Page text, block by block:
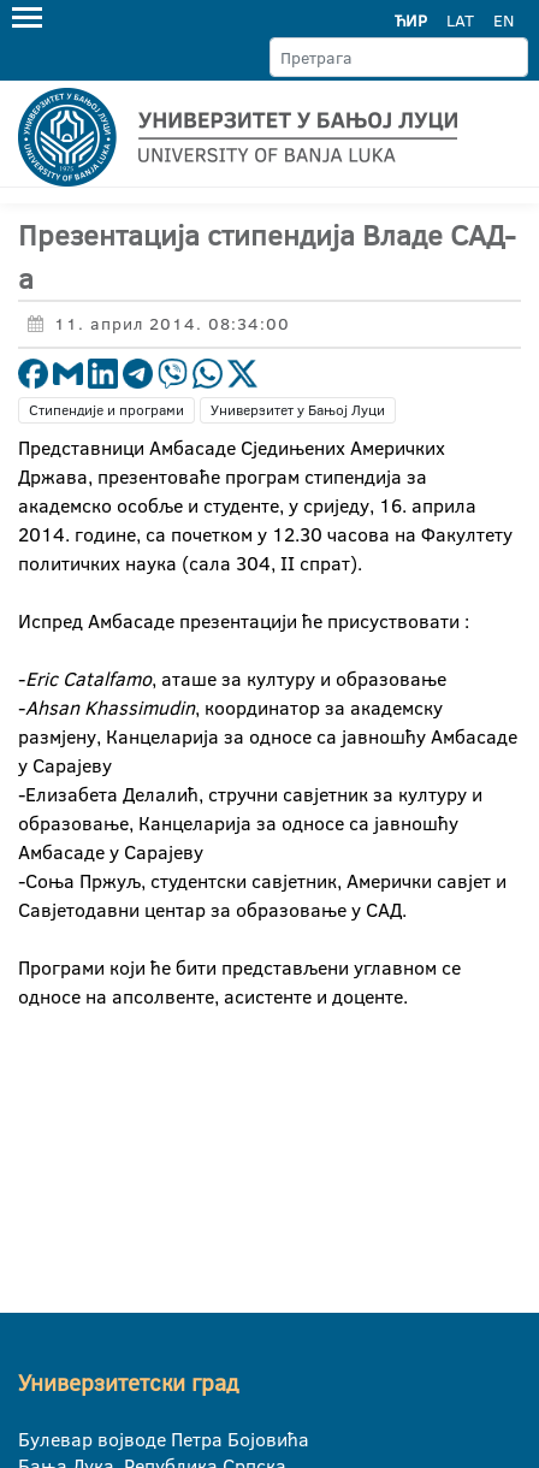
ЋИР LAT EN
Презентација стипендија Владе САД-
а
11. април 2014. 08:34:00
Стипендије и програми Универзитет у Бањој Луци
Представници Амбасаде Сједињених Америчких
Држава, презентоваће програм стипендија за
академско особље и студенте, у сриједу, 16. априла
2014. године, са почетком у 12.30 часова на Факултету
политичких наука (сала 304, II спрат).
Испред Амбасаде презентацији ће присуствовати :
-Eric Catalfamo, аташе за културу и образовање
-Ahsan Khassimudin, координатор за академску
размјену, Канцеларија за односе са јавношћу Амбасаде
у Сарајеву
-Елизабета Делалић, стручни савјетник за културу и
образовање, Канцеларија за односе са јавношћу
Амбасаде у Сарајеву
-Соња Пржуљ, студентски савјетник, Амерички савјет и
Савјетодавни центар за образовање у САД.
Програми који ће бити представљени углавном се
односе на апсолвенте, асистенте и доценте.
Универзитетски град
Булевар војводе Петра Бојовића